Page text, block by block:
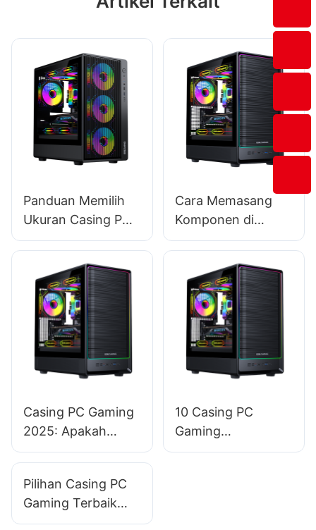
Panduan Memilih
Ukuran Casing PC
yang Tepat
Cara Memasang
Komponen di
Casing PC Gaming:
demi Langkah
Casing PC Gaming
2025: Apakah
Panel Kaca
untuk
Diinvestasikan?​
10 Casing PC
Gaming
Terjangkau: Jangan
Pilihan Casing PC
Gaming Terbaik
untuk Gamer yang